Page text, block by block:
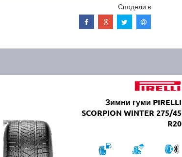
Сподели в
Зимни гуми PIRELLI
SCORPION WINTER 275/45
R20